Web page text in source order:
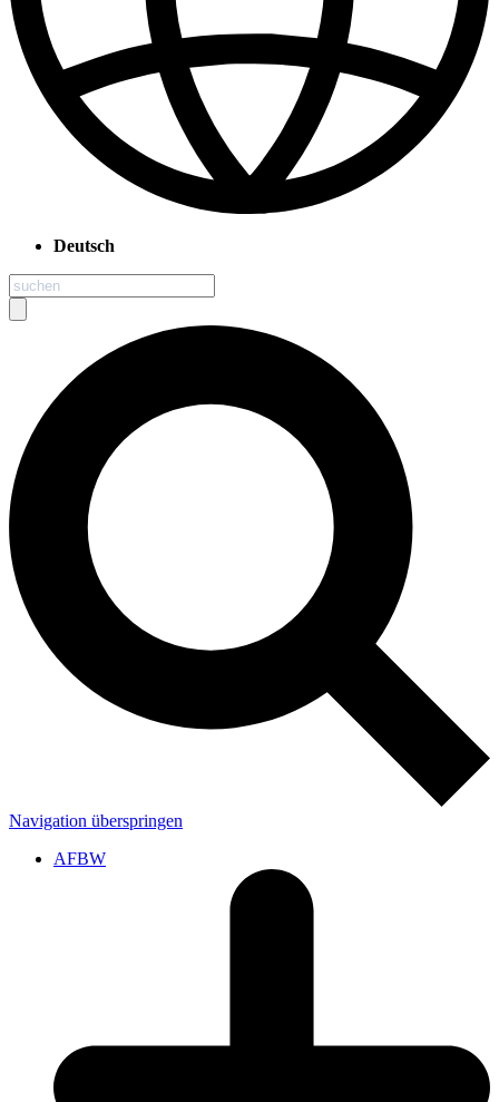
Deutsch
Navigation überspringen
AFBW